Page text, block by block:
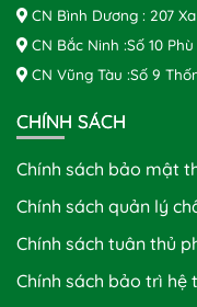
CN Bình Dương : 207
CN Bắc Ninh :Số 10
CN Vũng Tàu :Số 9
CHÍNH SÁCH
Chính sách bảo mật
Chính sách quản lý
Chính sách tuân thủ
Chính sách bảo trì hệ